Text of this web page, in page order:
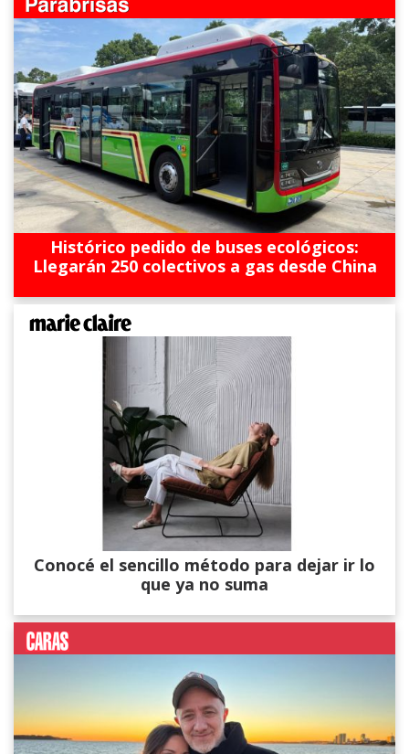
Histórico pedido de buses ecológicos:
Llegarán 250 colectivos a gas desde China
Conocé el sencillo método para dejar ir lo
que ya no suma